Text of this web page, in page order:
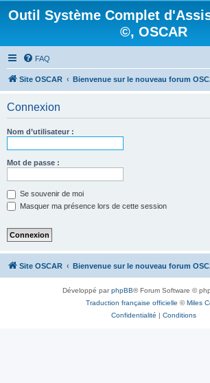
Outil Système Complet
©, OSCAR
FAQ
Site OSCAR Bienvenue sur le nouveau forum
Connexion
Nom d’utilisateur :
Mot de passe :
Se souvenir de moi
Masquer ma présence lors de cette session
Site OSCAR Bienvenue sur le nouveau forum
Développé parphpBB® Forum Software ©
Traduction française officielle ©Miles
Confidentialité | Conditions